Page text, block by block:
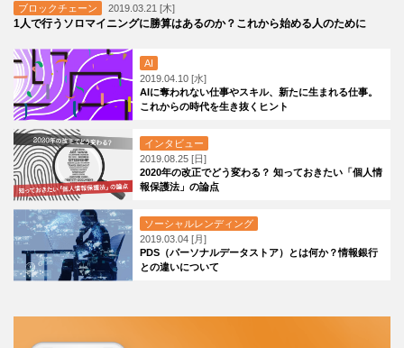
ブロックチェーン 2019.03.21 [木]
1人で行うソロマイニングに勝算はあるのか？これから始める人のために
AI
2019.04.10 [水]
AIに奪われない仕事やスキル、新たに生まれる仕事。
これからの時代を生き抜くヒント
インタビュー
2019.08.25 [日]
2020年の改正でどう変わる？ 知っておきたい「個人情
報保護法」の論点
ソーシャルレンディング
2019.03.04 [月]
PDS（パーソナルデータストア）とは何か？情報銀行
との違いについて